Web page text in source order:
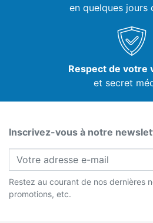
en quelques jours
Respect de votre
et secret
Inscrivez-vous à notre
Restez au courant de nos dernières
promotions, etc.